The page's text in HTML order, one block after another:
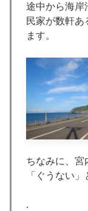
途中から海岸
民家が数軒あ
ます。
ちなみに、宮
「ぐうない」
.